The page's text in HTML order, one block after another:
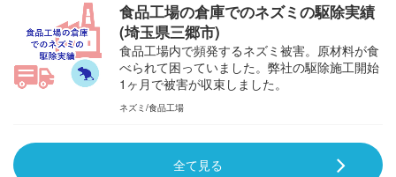
食品工場の倉庫でのネズミの駆除実績
(埼玉県三郷市)
食品工場内で頻発するネズミ被害。原材料が食
べられて困っていました。弊社の駆除施工開始
1ヶ月で被害が収束しました。
ネズミ 食品工場
全て見る